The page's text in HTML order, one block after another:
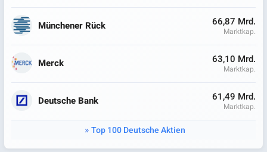
Münchener Rück 66,87 Mrd.
Marktkap.
Merck 63,10 Mrd.
Marktkap.
Deutsche Bank 61,49 Mrd.
Marktkap.
Top 100 Deutsche Aktien